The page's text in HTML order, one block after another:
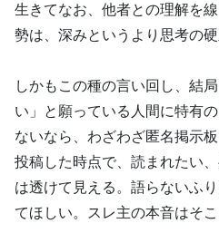
生きてなお、他者との理解を
勢は、深みというより思考の硬
しかもこの種の言い回し、結
い」と願っている人間に特有
ないなら、わざわざ匿名掲示
投稿した時点で、読まれたい
は透けて見える。語らないふ
てほしい。スレ主の本音はそこ